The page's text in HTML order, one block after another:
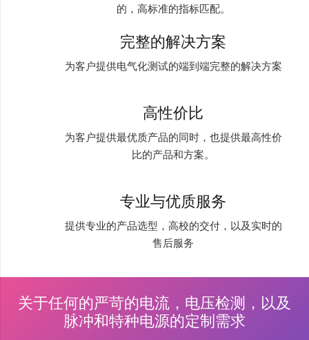
的，高标准的指标匹配。
完整的解决方案
为客户提供电气化测试的端到端完整的解决方案
高性价比
为客户提供最优质产品的同时，也提供最高性价
比的产品和方案。
专业与优质服务
提供专业的产品选型，高校的交付，以及实时的
售后服务
关于任何的严苛的电流，电压检测，以及
脉冲和特种电源的定制需求